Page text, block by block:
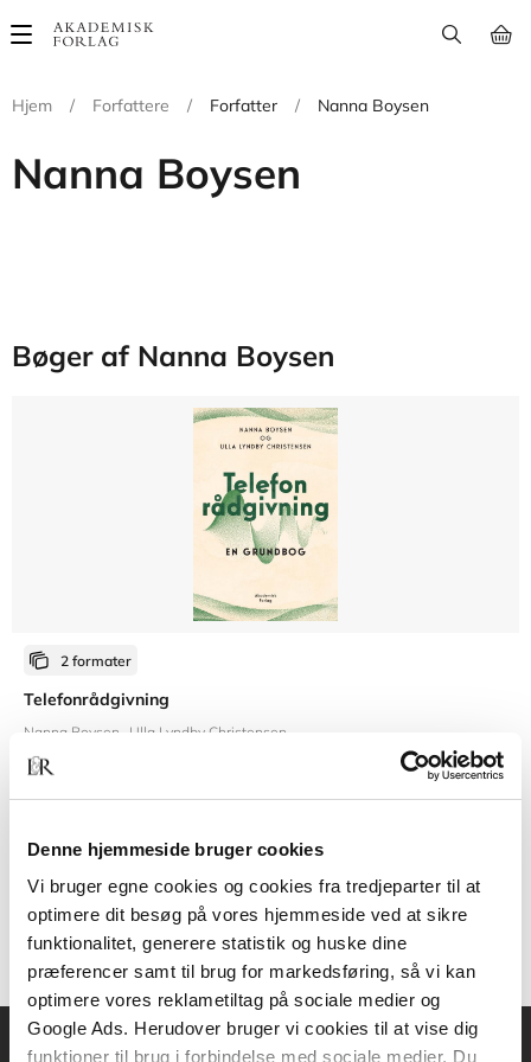
Denne hjemmeside bruger cookies
Vi bruger egne cookies og cookies fra tredjeparter til at
optimere dit besøg på vores hjemmeside ved at sikre
funktionalitet, generere statistik og huske dine
præferencer samt til brug for markedsføring, så vi kan
optimere vores reklametiltag på sociale medier og
Google Ads. Herudover bruger vi cookies til at vise dig
funktioner til brug i forbindelse med sociale medier. Du
Main
Hjem
/ Forfattere / Forfatter / Nanna Boysen
Nanna Boysen
Bøger af Nanna Boysen
2 formater
Telefonrådgivning
Nanna Boysen Ulla Lyndby Christensen
269,95 KR.